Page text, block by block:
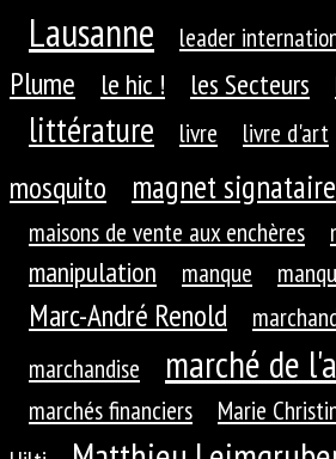
Lausanne leader
Plume
le hic ! les Secteurs
littérature livre livre d'art
mosquito
magnet signataire
maisons de vente aux enchères
manipulation manque
Marc-André Renold
marchandise
marché de
marchés financiers
Marie